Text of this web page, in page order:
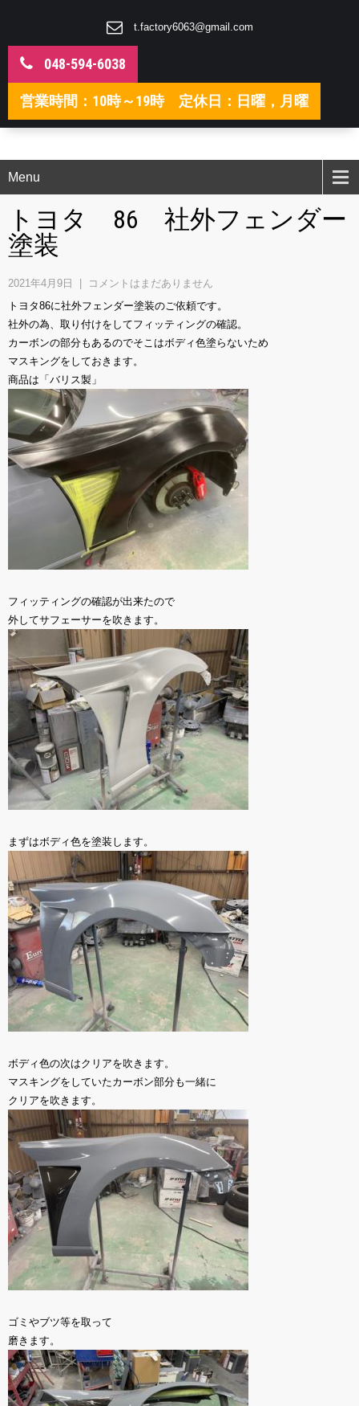
t.factory6063@gmail.com
048-594-6038
営業時間：10時～19時 定休日：日曜，月曜
Menu
トヨタ 86 社外フェンダー
塗装
2021年4月9日
コメントはまだありません
トヨタ86に社外フェンダー塗装のご依頼です。
社外の為、取り付けをしてフィッティングの確認。
カーボンの部分もあるのでそこはボディ色塗らないため
マスキングをしておきます。
商品は「バリス製」
フィッティングの確認が出来たので
外してサフェーサーを吹きます。
まずはボディ色を塗装します。
ボディ色の次はクリアを吹きます。
マスキングをしていたカーボン部分も一緒に
クリアを吹きます。
ゴミやブツ等を取って
磨きます。